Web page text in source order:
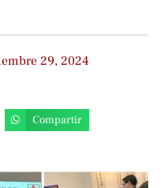
29, 2024
Compartir